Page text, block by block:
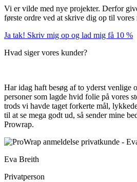
Vi er vilde med nye projekter. Derfor
første ordre ved at skrive dig op til vores
Ja tak! Skriv mig op og lad mig få 10 %
Hvad siger vores kunder?
Har idag haft besøg af to yderst venlige
personer som lagde hvid folie på vores
trods vi havde taget forkerte mål,
til at se mega godt ud, så sender mine
Prowrap.
Eva Breith
Privatperson